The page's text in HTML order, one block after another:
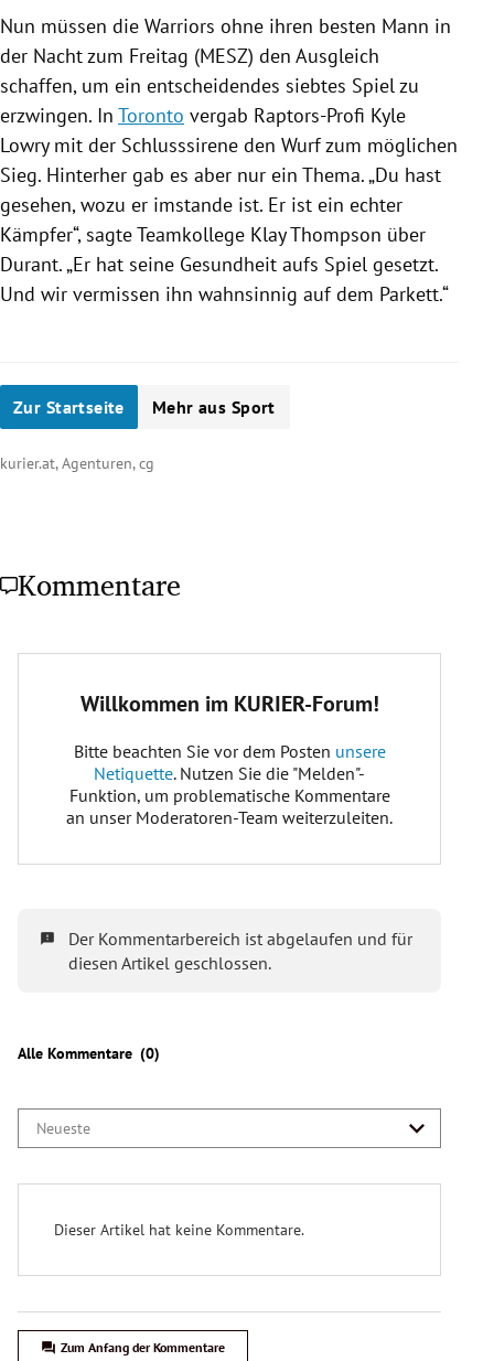
Nun müssen die Warriors ohne ihren besten Mann in
der Nacht zum Freitag (MESZ) den Ausgleich
schaffen, um ein entscheidendes siebtes Spiel zu
erzwingen. In Toronto vergab Raptors-Profi Kyle
Lowrymit der Schlusssirene den Wurf zum möglichen
Sieg. Hinterher gab es aber nur ein Thema. „Du hast
gesehen, wozu er imstande ist. Er ist ein echter
Kämpfer“, sagte Teamkollege Klay Thompson über
Durant. „Er hat seine Gesundheit aufs Spiel gesetzt.
Und wir vermissen ihn wahnsinnig auf dem Parkett.“
Zur Startseite Mehr aus Sport
kurier.at, Agenturen, cg
Kommentare